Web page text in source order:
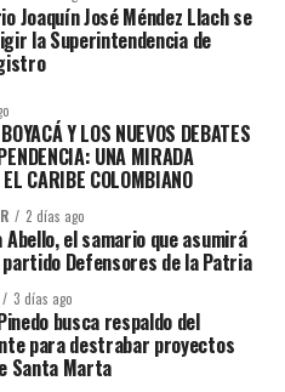
Joaquín José Méndez Llach se
la Superintendencia de
Y LOS NUEVOS DEBATES
UNA MIRADA
CARIBE COLOMBIANO
2 días ago
Abello, el samario que asumirá
Defensores de la Patria
3 días ago
busca respaldo del
para destrabar proyectos
Santa Marta